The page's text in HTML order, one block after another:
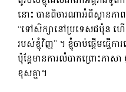
នោះ បានពិចារណាអំពីស្ថានភា
“ទៅសិក្សានៅប្រទេសជប៉ុន ហ
របស់ខ្ញុំវិញ” ។ ខ្ញុំ​ចាប់​ផ្តើម​ធ្វើ​
ប៉ុន្តែមានការ​លំបាកព្រោះ​ភាសា
ខុសគ្នា​។